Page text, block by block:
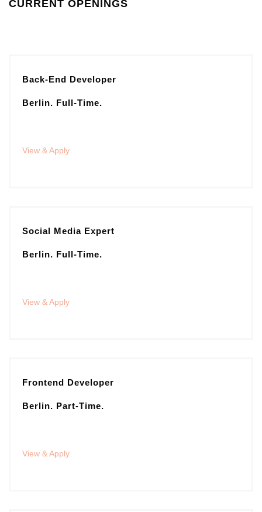
CURRENT OPENINGS
Back-End Developer
Berlin. Full-Time.
View & Apply
Social Media Expert
Berlin. Full-Time.
View & Apply
Frontend Developer
Berlin. Part-Time.
View & Apply